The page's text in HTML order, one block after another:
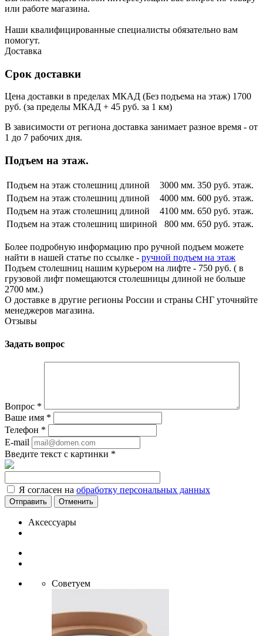
или работе магазина.
Наши квалифицированные специалисты обязательно вам
помогут.
Доставка
Срок доставки
Цена доставки в пределах МКАД (Без подъема на этаж) 1700
руб. (за пределы МКАД + 45 руб. за 1 км)
В зависимости от региона доставка занимает разное время - от
1 до 7 рабочих дня.
Подъем на этаж.
Подъем на этаж столешниц длиной 3000 мм. 350 руб. этаж.
Подъем на этаж столешниц длиной
4000 мм. 600 руб. этаж.
Подъем на этаж столешниц длиной
4100 мм. 650 руб. этаж.
Подъем на этаж столешниц шириной
800 мм. 650 руб. этаж.
Более подробную информацию про ручной подъем можете
найти в нашей статье по ссылке - ручной подъем на этаж
Подъем столешниц нашим курьером на лифте - 750 руб. ( в
грузовой лифт помещаются столешницы длиной не больше
2700 мм.)
О доставке в другие регионы России и страны СНГ уточняйте
менеджеров магазина.
Отзывы
Задать вопрос
Вопрос *
Ваше имя *
Телефон *
E-mail
Введите текст с картинки *
Я согласен на обработку персональных данных
Отменить
Аксессуары
Советуем